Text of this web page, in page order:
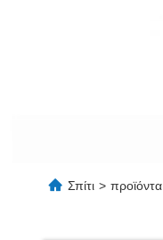
Σπίτι > προϊόντα